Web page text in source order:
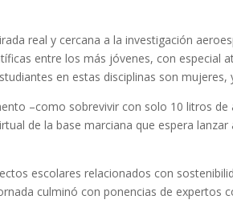
real y cercana a la investigación
entre los más jóvenes, con especial
en estas disciplinas son
–como sobrevivir con solo 10 litros
de la base marciana que espera
escolares relacionados con
culminó con ponencias de